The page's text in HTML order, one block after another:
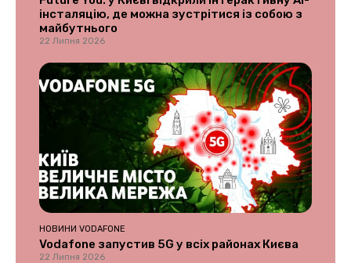
інсталяцію, де можна зустрітися із собою з
майбутнього
22 Липня 2026
НОВИНИ VODAFONE
Vodafone запустив 5G у всіх районах Києва
22 Липня 2026